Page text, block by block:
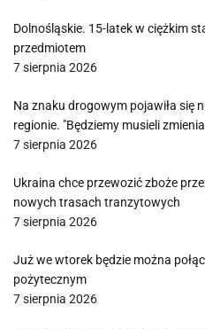
Dolnośląskie. 15-latek w ciężkim
przedmiotem
7 sierpnia 2026
Na znaku drogowym pojawiła się
regionie. "Będziemy musieli
7 sierpnia 2026
Ukraina chce przewozić zboże
nowych trasach tranzytowych
7 sierpnia 2026
Już we wtorek będzie można
pożytecznym
7 sierpnia 2026